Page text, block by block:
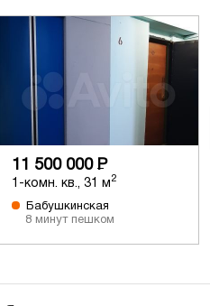
11 500 000 Р
1-комн. кв., 31 м 2
Бабушкинская
8 минут пешком